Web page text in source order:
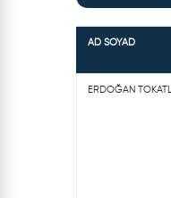
AD SOYAD
ERDOĞAN TOKATLI